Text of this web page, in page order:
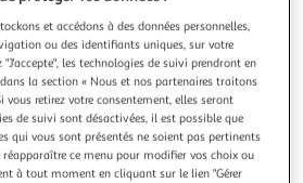
Illustration
précédente
Illustration
suivante
et accédons à des données personnelles,
ou des identifiants uniques, sur votre
les technologies de suivi prendront en
la section « Nous et nos partenaires traitons
vous retirez votre consentement, elles seront
de suivi sont désactivées, il est possible que
qui vous sont présentés ne soient pas pertinents
ce menu pour modifier vos choix ou
à tout moment en cliquant sur le lien "Gérer